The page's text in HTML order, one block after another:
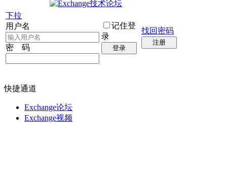
下拉
用户名
密 码
记住登
录
登录
找回密码
注册
快捷通道
Exchange论坛
Exchange视频